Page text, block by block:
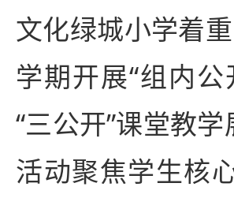
文化绿城小学着
学期开展“组内
“三公开”课堂教
活动聚焦学生核